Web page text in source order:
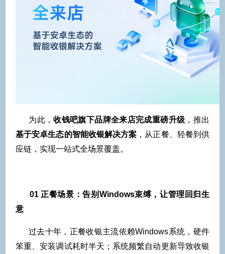
为此，收钱吧旗下品牌全来店完成重磅升级 ，推出
基于安卓生态的智能收银解决方案 ，从正餐、轻餐到供
应链，实现一站式全场景覆盖。
01正餐场景：告别Windows束缚，让管理回归生
意
过去十年，正餐收银主流依赖Windows系统，硬件
笨重、安装调试耗时半天；系统频繁自动更新导致收银